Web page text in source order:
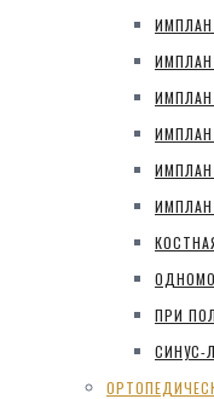
ПРИ
СИНУС-